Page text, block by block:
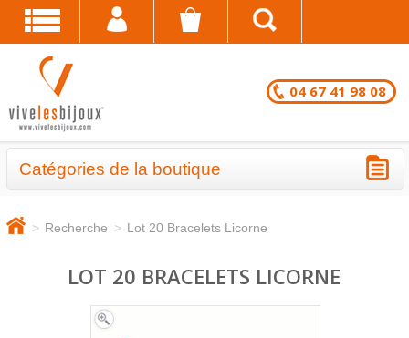
04 67 41 98 08
Catégories de la boutique
DESTOCKAGE
COLLIERS - LOTS EN DESTOCKAGE
> Recherche > Lot 20 Bracelets Licorne
LOT 20 BRACELETS LICORNE